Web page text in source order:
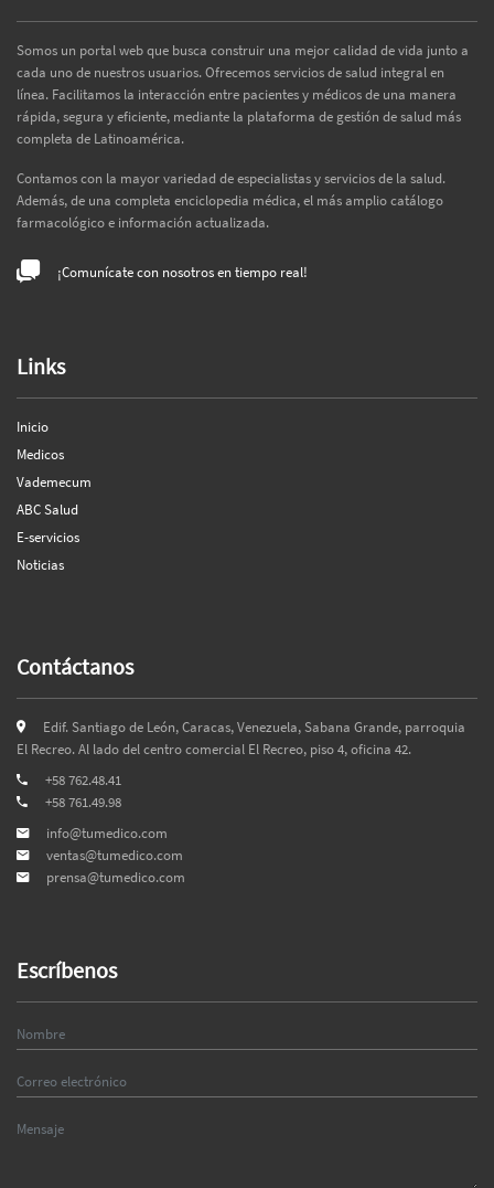
Somos un portal web que busca construir una mejor calidad de vida junto a
cada uno de nuestros usuarios. Ofrecemos servicios de salud integral en
línea. Facilitamos la interacción entre pacientes y médicos de una manera
rápida, segura y eficiente, mediante la plataforma de gestión de salud más
completa de Latinoamérica.
Contamos con la mayor variedad de especialistas y servicios de la salud.
Además, de una completa enciclopedia médica, el más amplio catálogo
farmacológico e información actualizada.
¡Comunícate con nosotros en tiempo real!
Links
Inicio
Medicos
Vademecum
ABC Salud
E-servicios
Noticias
Contáctanos
Edif. Santiago de León, Caracas, Venezuela, Sabana Grande, parroquia
El Recreo. Al lado del centro comercial El Recreo, piso 4, oficina 42.
+58 762.48.41
+58 761.49.98
info@tumedico.com
ventas@tumedico.com
prensa@tumedico.com
Escríbenos